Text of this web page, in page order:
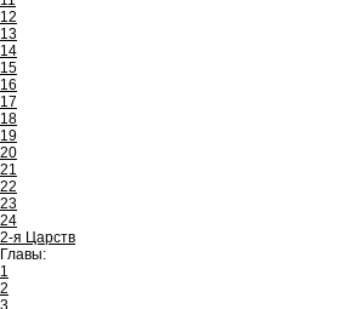
12
13
14
15
16
17
18
19
20
21
22
23
24
2-я Царств
Главы:
1
2
3